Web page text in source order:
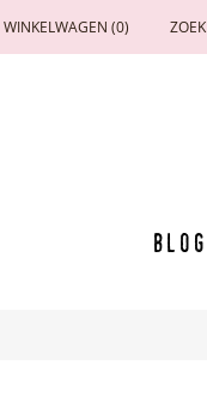
WINKELWAGEN (0) ZOEK
Blog